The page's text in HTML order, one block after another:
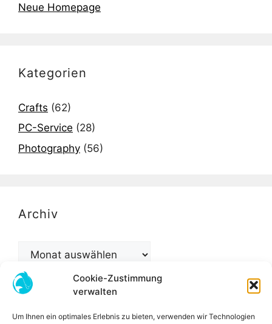
Cookie-Zustimmung
verwalten
Um Ihnen ein optimales Erlebnis zu bieten, verwenden wir Technologien
Neue Homepage
Kategorien
Crafts (62)
PC-Service (28)
Photography (56)
Archiv
Archiv